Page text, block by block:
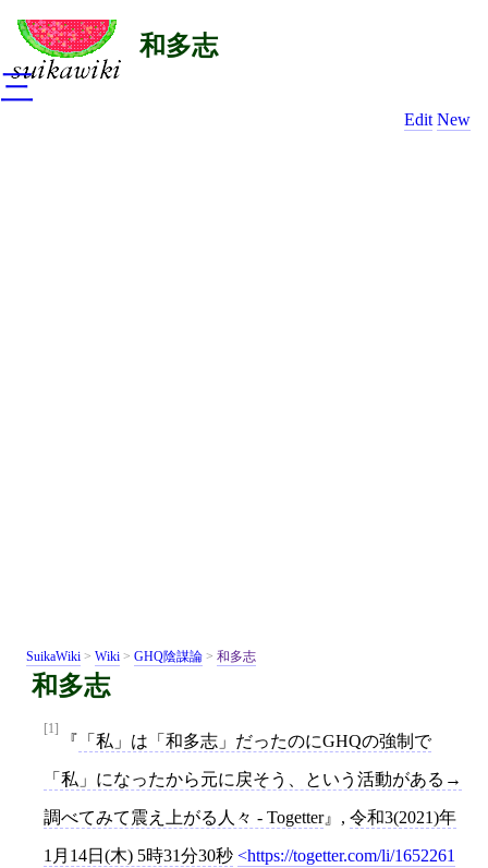
和多志
Edit New
SuikaWiki > Wiki > GHQ陰謀論 > 和多志
和多志
[1]
「私」は「和多志」だったのにGHQの強制で
「私」になったから元に戻そう、という活動がある→
調べてみて震え上がる人々 - Togetter , 令和3(2021)年
1月14日(木) 5時31分30秒 https://togetter.com/li/1652261
三